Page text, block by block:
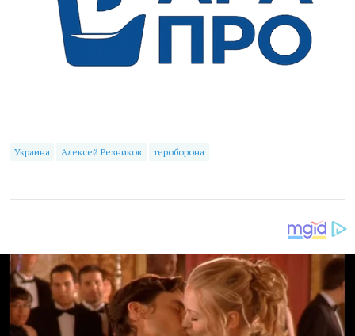
Украина Алексей Резников тероборона